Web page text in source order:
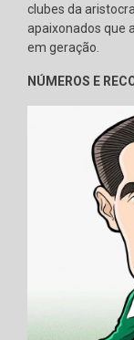
clubes da
apaixonados que
em geração.
NÚMEROS E